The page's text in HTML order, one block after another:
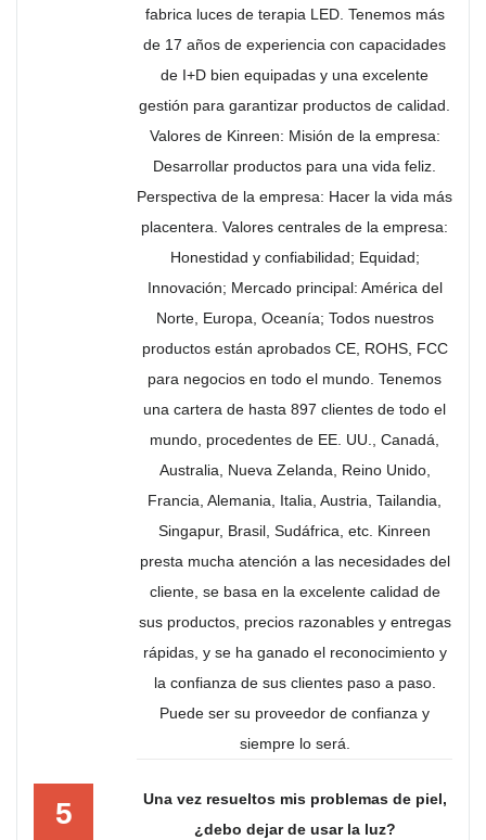
fabrica luces de terapia LED. Tenemos más
de 17 años de experiencia con capacidades
de I+D bien equipadas y una excelente
gestión para garantizar productos de calidad.
Valores de Kinreen: Misión de la empresa:
Desarrollar productos para una vida feliz.
Perspectiva de la empresa: Hacer la vida más
placentera. Valores centrales de la empresa:
Honestidad y confiabilidad; Equidad;
Innovación; Mercado principal: América del
Norte, Europa, Oceanía; Todos nuestros
productos están aprobados CE, ROHS, FCC
para negocios en todo el mundo. Tenemos
una cartera de hasta 897 clientes de todo el
mundo, procedentes de EE. UU., Canadá,
Australia, Nueva Zelanda, Reino Unido,
Francia, Alemania, Italia, Austria, Tailandia,
Singapur, Brasil, Sudáfrica, etc. Kinreen
presta mucha atención a las necesidades del
cliente, se basa en la excelente calidad de
sus productos, precios razonables y entregas
rápidas, y se ha ganado el reconocimiento y
la confianza de sus clientes paso a paso.
Puede ser su proveedor de confianza y
siempre lo será.
5
Una vez resueltos mis problemas de piel,
¿debo dejar de usar la luz?